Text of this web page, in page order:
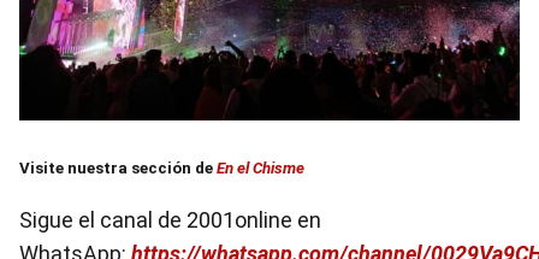
Visite nuestra sección de En el Chisme
Sigue el canal de 2001online en